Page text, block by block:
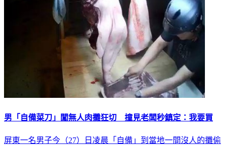
男「自備菜刀」闖無人肉攤狂切 撞見老闆秒鎮定：我要買
屏東一名男子今（27）日凌晨「自備」到當地一間沒人的攤偷